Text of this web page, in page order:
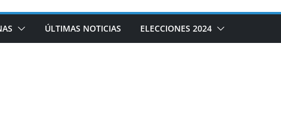
al
ÚLTIMAS NOTICIAS ELECCIONES 2024